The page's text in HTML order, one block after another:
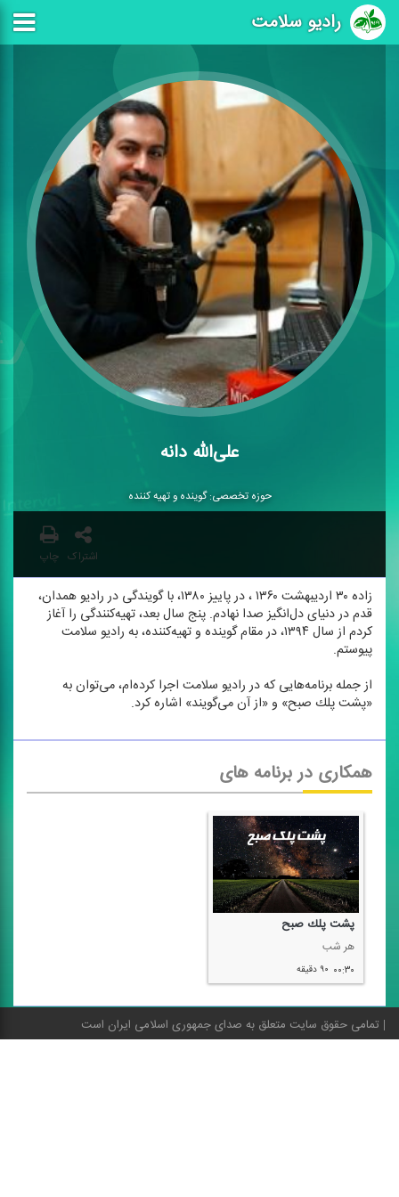
رادیو سلامت
علی‌الله دانه
حوزه تخصصی: گوینده و تهیه كننده
اشتراک چاپ
زاده‌ ۳۰ اردیبهشت ۱۳۶۰‌ ، در پاییز ۱۳۸۰، با گویندگی در رادیو همدان،
قدم در دنیای دل‌انگیز صدا نهادم. پنج سال بعد، تهیه‌كنندگی را آغاز
كردم از سال ۱۳۹۴، در مقام گوینده و تهیه‌كننده، به رادیو سلامت
پیوستم.
از جمله برنامه‌هایی كه در رادیو سلامت اجرا كرده‌ام، می‌توان به
«پشت پلك صبح» و «از آن می‌گویند» اشاره كرد.
همکاری در برنامه های
پشت پلك صبح
هر شب
۰۰:۳۰ ۹۰ دقیقه
تمامی حقوق سایت متعلق به صدای جمهوری اسلامی ایران است